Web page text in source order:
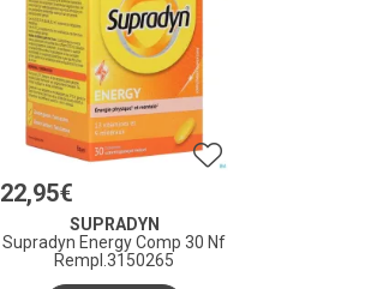
22,95€
SUPRADYN
Supradyn Energy Comp 30 Nf
Rempl.3150265